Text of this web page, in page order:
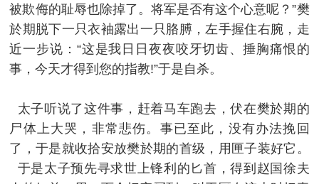
被欺侮的耻辱也除掉了。将军是否有这个心意呢？”樊
於期脱下一只衣袖露出一只胳膊，左手握住右腕，走
近一步说：“这是我日日夜夜咬牙切齿、捶胸痛恨的
事，今天才得到您的指教!”于是自杀。
太子听说了这件事，赶着马车跑去，伏在樊於期的
尸体上大哭，非常悲伤。事已至此，没有办法挽回
了，于是就收拾安放樊於期的首级，用匣子装好它。
于是太子预先寻求世上锋利的匕首，得到赵国徐夫